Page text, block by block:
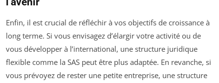
Enfin, il est crucial de réfléchir à vos objectifs de croissance à
long terme. Si vous envisagez d’élargir votre activité ou de
vous développer à l’international, une structure juridique
flexible comme la SAS peut être plus adaptée. En revanche, si
vous prévoyez de rester une petite entreprise, une structure